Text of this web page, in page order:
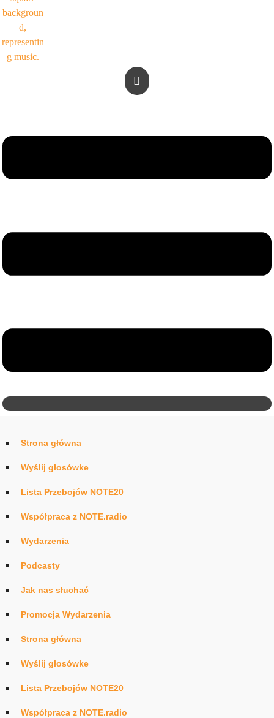
Strona główna
Wyślij głosówke
Lista Przebojów NOTE20
Współpraca z NOTE.radio
Wydarzenia
Podcasty
Jak nas słuchać
Promocja Wydarzenia
Strona główna
Wyślij głosówke
Lista Przebojów NOTE20
Współpraca z NOTE.radio